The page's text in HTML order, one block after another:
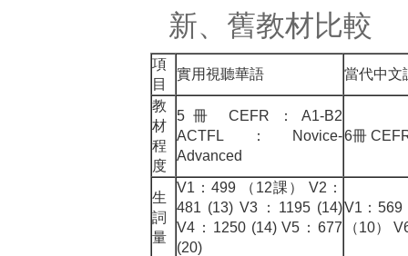
新、舊教材比較
項
目
實用視聽華語 當代中文
教
材
程
度
5冊 CEFR：A1-B2
ACTFL：Novice-
Advanced
6冊
生
詞
量
V1：499 （12課） V2：
481 (13) V3：1195 (14)
V4：1250 (14) V5：677
(20)
V1：569
（10）